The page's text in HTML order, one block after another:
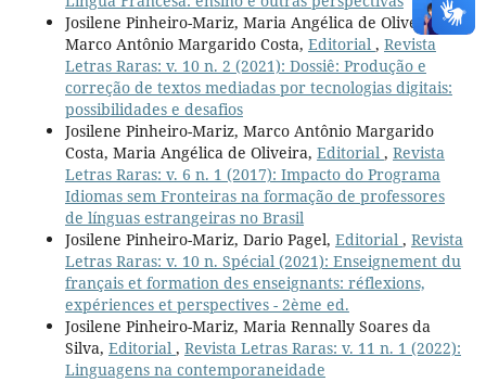
Josilene Pinheiro-Mariz, Maria Angélica de Oliveira,
Marco Antônio Margarido Costa, Editorial , Revista
Letras Raras: v. 10 n. 2 (2021): Dossiê: Produção e
correção de textos mediadas por tecnologias digitais:
possibilidades e desafios
Josilene Pinheiro-Mariz, Marco Antônio Margarido
Costa, Maria Angélica de Oliveira, Editorial , Revista
Letras Raras: v. 6 n. 1 (2017): Impacto do Programa
Idiomas sem Fronteiras na formação de professores
de línguas estrangeiras no Brasil
Josilene Pinheiro-Mariz, Dario Pagel, Editorial , Revista
Letras Raras: v. 10 n. Spécial (2021): Enseignement du
français et formation des enseignants: réflexions,
expériences et perspectives - 2ème ed.
Josilene Pinheiro-Mariz, Maria Rennally Soares da
Silva, Editorial , Revista Letras Raras: v. 11 n. 1 (2022):
Linguagens na contemporaneidade